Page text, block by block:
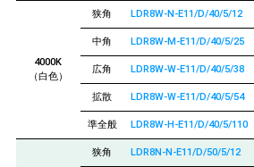
4000K
（白色）
狭角 LDR8W-N-E11/D/40/5/12
中角 LDR8W-M-E11/D/40/5/25
広角 LDR8W-W-E11/D/40/5/38
拡散 LDR8W-W-E11/D/40/5/54
準全般 LDR8W-H-E11/D/40/5/110
狭角 LDR8N-N-E11/D/50/5/12